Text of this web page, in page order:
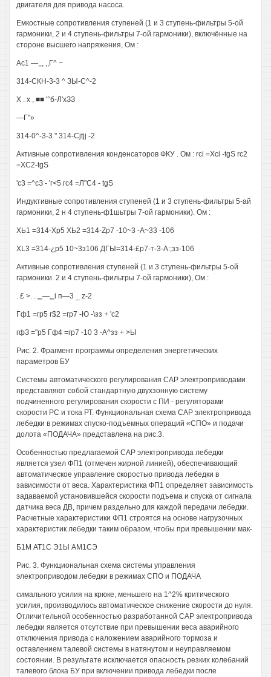
двигателя для привода насоса.
Емкостные сопротивления ступеней (1 и 3 ступень-фильтры 5-ой
гармоники, 2 и 4 ступень-фильтры 7-ой гармоники), включённые на
стороне высшего напряжения, Ом :
Ас1 —,,, ,,Г^ ~
314-СКН-3-3 ^ ЗЫ-С^-2
X . х , ■■ '°б-Л'хЗЗ
—Г"»
314-0^-3-3 " 314-Cjtjj -2
Активные сопротивления конденсаторов ФКУ . Ом : rci =Xci -tgS rc2
=ХС2-tgS
'с3 =^сЗ - 'г<5 гс4 =Л"С4 - tgS
Индуктивные сопротивления ступеней (1 и 3 ступень-фильтры 5-ай
гармоники, 2 н 4 ступень-ф1шьтры 7-ой гармоники). Ом :
ХЬ1 =314-Хр5 ХЬ2 =314-Zp7 -10~3 -А~33 -106
XL3 =314-¿p5 10~3з106 ДГЫ=314-£р7-т-3-А:;зз-106
Активные сопротивления ступеней (1 и 3 ступень-фильтры 5-ой
гармоники. 2 и 4 ступень-фильтры 7-ой гармоники), Ом :
. £ >. . „„—„„i п—3 _ z-2
Гф1 =гр5 г$2 =гр7 -Ю -\зз + 'с2
гфЗ ="р5 Гф4 =гр7 -10 3 -А^зз + >Ы
Рис. 2. Фрагмент программы определения энергетических
параметров БУ
Системы автоматического регулирования САР электроприводами
представляют собой стандартную двухзонную систему
подчиненного регулирования скорости с ПИ - регуляторами
скорости РС и тока РТ. Функциональная схема САР электропривода
лебедки в режимах спуско-подъемных операций «СПО» и подачи
долота «ПОДАЧА» представлена на рис.3.
Особенностью предлагаемой САР электропривода лебедки
является узел ФП1 (отмечен жирной линией), обеспечивающий
автоматическое управление скоростью привода лебедки в
зависимости от веса. Характеристика ФП1 определяет зависимость
задаваемой установившейся скорости подъема и спуска от сигнала
датчика веса ДВ, причем раздельно для каждой передачи лебедки.
Расчетные характеристики ФП1 строятся на основе нагрузочных
характеристик лебедки таким образом, чтобы при превышении мак-
Б1М АТ1С Э1Ы АМ1СЭ
Рис. 3. Функциональная схема системы управления
электроприводом лебедки в режимах СПО и ПОДАЧА
симального усилия на крюке, меньшего на 1^2% критического
усилия, производилось автоматическое снижение скорости до нуля.
Отличительной особенностью разработанной САР электропривода
лебедки является отсутствие при превышении веса аварийного
отключения привода с наложением аварийного тормоза и
оставлением талевой системы в натянутом и неуправляемом
состоянии. В результате исключается опасность резких колебаний
талевого блока БУ при включении привода лебедки после